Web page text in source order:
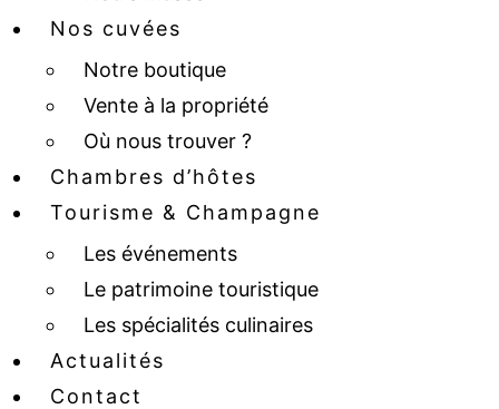
Nos cuvées
Notre boutique
Vente à la propriété
Où nous trouver ?
Chambres d’hôtes
Tourisme & Champagne
Les événements
Le patrimoine touristique
Les spécialités culinaires
Actualités
Contact